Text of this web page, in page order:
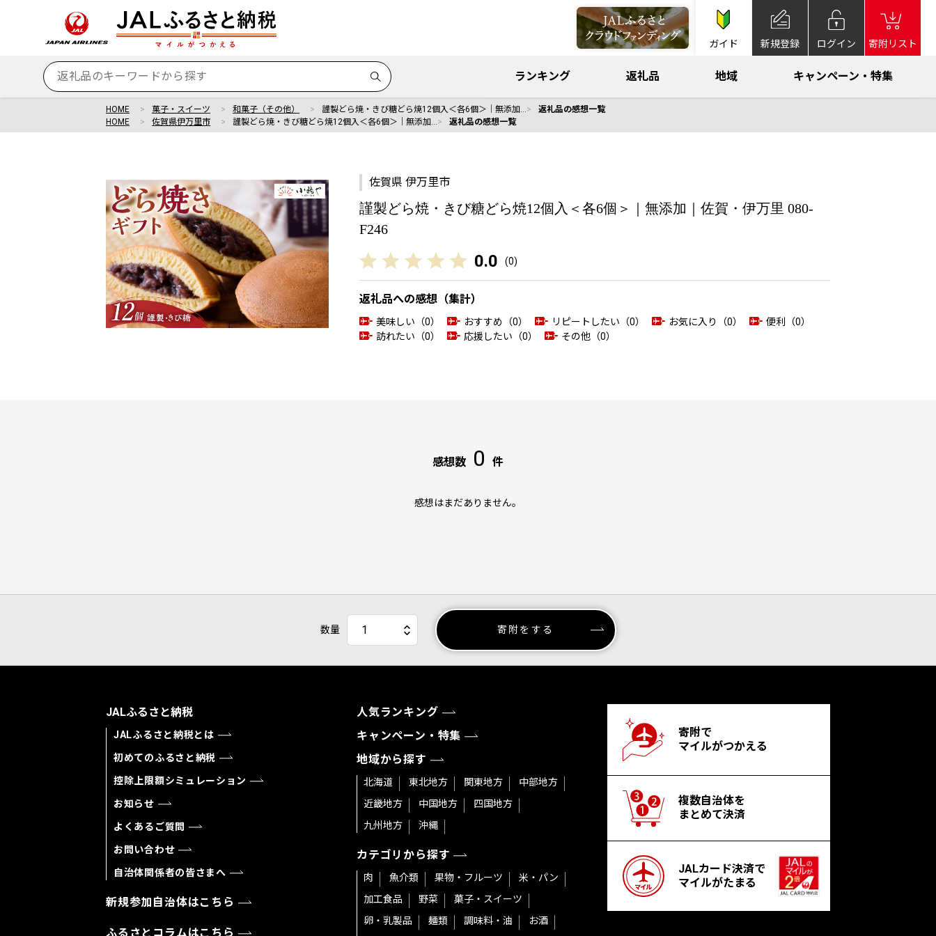
ガイド 新規登録 ログイン 寄附リスト
ランキング 返礼品 地域 キャンペーン・特集
HOME 菓子・スイーツ 和菓子（その他） 謹製どら焼・きび糖どら焼12個入＜各6個＞｜無添加…
返礼品の感想一覧
HOME
佐賀県伊万里市 謹製どら焼・きび糖どら焼12個入＜各6個＞｜無添加… 返礼品の感想一覧
佐賀県 伊万里市
謹製どら焼・きび糖どら焼12個入＜各6個＞｜無添加｜佐賀・伊万里 080-
F246
0.0 (0)
返礼品への感想（集計）
美味しい（0） おすすめ（0） リピートしたい（0） お気に入り（0）
便利（0）
訪れたい（0）
応援したい（0） その他（0）
感想数 0 件
感想はまだありません。
数量 寄附をする
JALふるさと納税
JALふるさと納税とは
初めてのふるさと納税
控除上限額シミュレーション
お知らせ
よくあるご質問
お問い合わせ
自治体関係者の皆さまへ
新規参加自治体はこちら
ふるさとコラムはこちら
人気ランキング
キャンペーン・特集
地域から探す
北海道 東北地方 関東地方
中部地方
近畿地方
中国地方
四国地方
九州地方
沖縄
カテゴリから探す
肉 魚介類 果物・フルーツ
米・パン
加工食品
野菜
菓子・スイーツ
卵・乳製品
麺類 調味料・油 お酒
寄附で
マイルがつかえる
複数自治体を
まとめて決済
JALカード決済で
マイルがたまる